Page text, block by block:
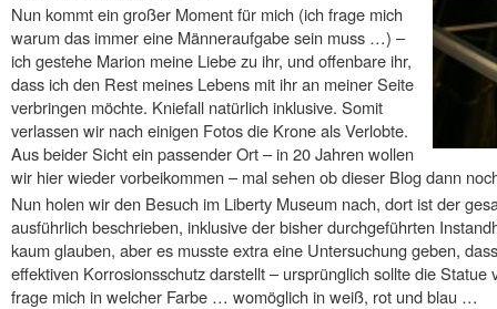
Nun kommt ein großer Moment für mich (ich frage mich
warum das immer eine Männeraufgabe sein muss …) –
ich gestehe Marion meine Liebe zu ihr, und offenbare ihr,
dass ich den Rest meines Lebens mit ihr an meiner Seite
verbringen möchte. Kniefall natürlich inklusive. Somit
verlassen wir nach einigen Fotos die Krone als Verlobte.
Aus beider Sicht ein passender Ort – in 20 Jahren wollen
wir hier wieder vorbeikommen – mal sehen ob dieser Blog dann
Nun holen wir den Besuch im Liberty Museum nach, dort ist der
ausführlich beschrieben, inklusive der bisher durchgeführten
kaum glauben, aber es musste extra eine Untersuchung geben,
effektiven Korrosionsschutz darstellt – ursprünglich sollte die
frage mich in welcher Farbe … womöglich in weiß, rot und blau …